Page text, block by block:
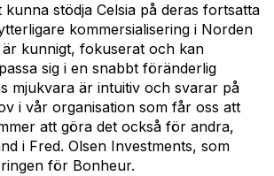
stödja Celsia på deras fortsatta
kommersialisering i Norden
är kunnigt, fokuserat och kan
sig i en snabbt föränderlig
mjukvara är intuitiv och svarar på
i vår organisation som får oss att
att göra det också för andra,
i Fred. Olsen Investments, som
för Bonheur.